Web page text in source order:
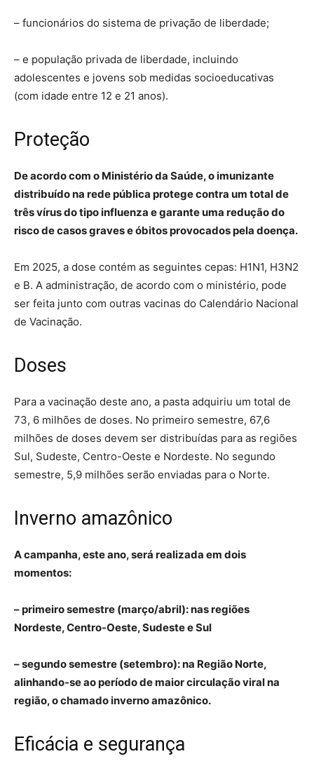
– funcionários do sistema de privação de liberdade;
– e população privada de liberdade, incluindo
adolescentes e jovens sob medidas socioeducativas
(com idade entre 12 e 21 anos).
Proteção
De acordo com o Ministério da Saúde, o imunizante
distribuído na rede pública protege contra um total de
três vírus do tipo influenza e garante uma redução do
risco de casos graves e óbitos provocados pela doença.
Em 2025, a dose contém as seguintes cepas: H1N1, H3N2
e B. A administração, de acordo com o ministério, pode
ser feita junto com outras vacinas do Calendário Nacional
de Vacinação.
Doses
Para a vacinação deste ano, a pasta adquiriu um total de
73, 6 milhões de doses. No primeiro semestre, 67,6
milhões de doses devem ser distribuídas para as regiões
Sul, Sudeste, Centro-Oeste e Nordeste. No segundo
semestre, 5,9 milhões serão enviadas para o Norte.
Inverno amazônico
A campanha, este ano, será realizada em dois
momentos:
– primeiro semestre (março/abril): nas regiões
Nordeste, Centro-Oeste, Sudeste e Sul
– segundo semestre (setembro): na Região Norte,
alinhando-se ao período de maior circulação viral na
região, o chamado inverno amazônico.
Eficácia e segurança